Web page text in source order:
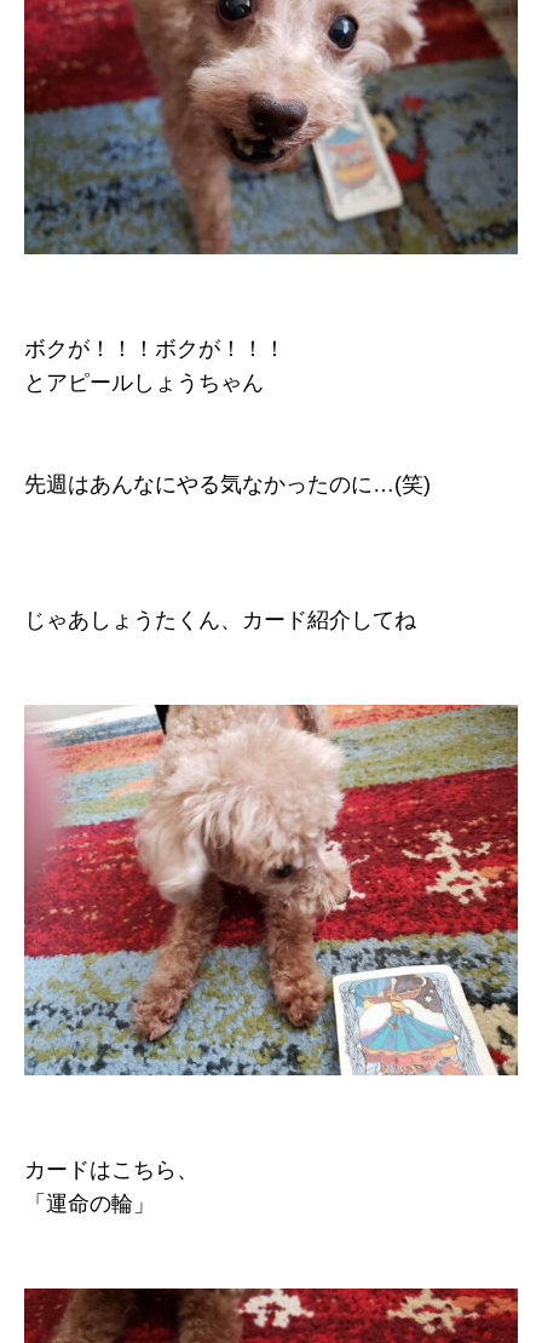
ボクが！！！ボクが！！！
とアピールしょうちゃん
先週はあんなにやる気なかったのに…(笑)
じゃあしょうたくん、カード紹介してね
カードはこちら、
「運命の輪」